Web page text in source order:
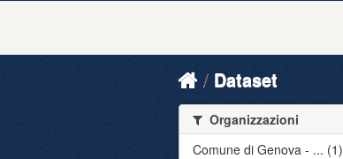
Dataset
Organizzazioni
Comune di Genova - ... (1)